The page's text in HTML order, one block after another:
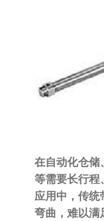
在自动化仓储
等需要长行程
应用中，传
弯曲，难以满